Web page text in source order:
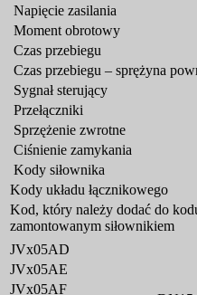
Napięcie zasilania
Moment obrotowy
Czas przebiegu
Czas przebiegu – sprężyna
Sygnał sterujący
Przełączniki
Sprzężenie zwrotne
Ciśnienie zamykania
Kody siłownika
Kody układu łącznikowego
Kod, który należy dodać do
zamontowanym siłownikiem
JVx05AD
JVx05AE
JVx05AF